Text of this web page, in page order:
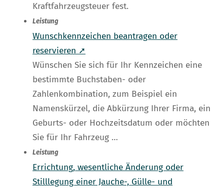
Kraftfahrzeugsteuer fest.
Leistung
Wunschkennzeichen beantragen oder
reservieren ➚
Wünschen Sie sich für Ihr Kennzeichen eine
bestimmte Buchstaben- oder
Zahlenkombination, zum Beispiel ein
Namenskürzel, die Abkürzung Ihrer Firma, ein
Geburts- oder Hochzeitsdatum oder möchten
Sie für Ihr Fahrzeug …
Leistung
Errichtung, wesentliche Änderung oder
Stilllegung einer Jauche-, Gülle- und